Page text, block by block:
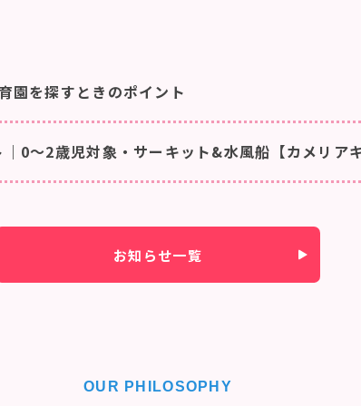
園を探すときのポイント
0〜2歳児対象・サーキット&水風船【カメリア
お知らせ一覧
OUR PHILOSOPHY